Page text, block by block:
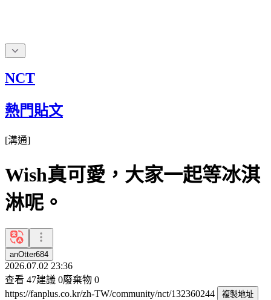
NCT
熱門貼文
[溝通]
Wish真可愛，大家一起等冰淇
淋呢。
anOtter684
2026.07.02 23:36
查看 47建議 0廢棄物 0
https://fanplus.co.kr/zh-TW/community/nct/132360244
複製地址